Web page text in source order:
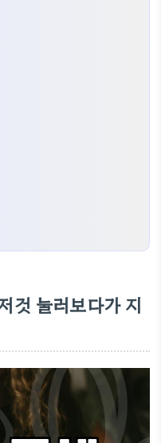
것 눌러보다가 지